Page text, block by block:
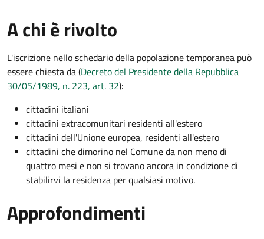
A chi è rivolto
L'iscrizione nello schedario della popolazione temporanea può
essere chiesta da (Decreto del Presidente della Repubblica
30/05/1989, n. 223, art. 32):
cittadini italiani
cittadini extracomunitari residenti all'estero
cittadini dell'Unione europea, residenti all'estero
cittadini che dimorino nel Comune da non meno di
quattro mesi e non si trovano ancora in condizione di
stabilirvi la residenza per qualsiasi motivo.
Approfondimenti